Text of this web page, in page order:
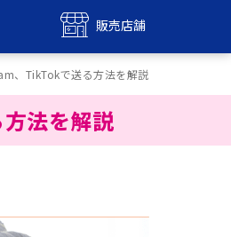
販売店舗
UQ mobile
販売店舗
UQ WiMAX
販売店舗
、TikTokで送る方法を解説
法を解説